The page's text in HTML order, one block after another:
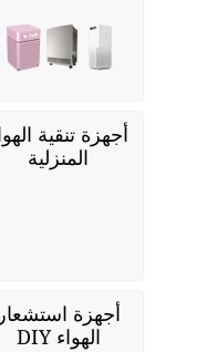
أجهزة تنقية
المنزلية
أجهزة استشعار
الهواء DIY